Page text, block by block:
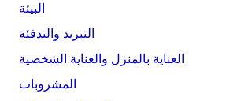
البيئة
التبريد والتدفئة
العناية بالمنزل والعناية الشخصية
المشروبات